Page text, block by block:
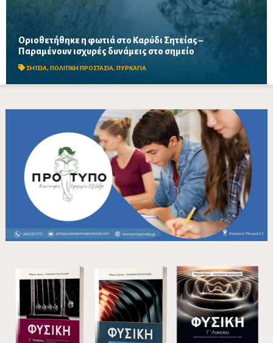
Οριοθετήθηκε η φωτιά στο Καρύδι Σητείας –
Παραμένουν ισχυρές δυνάμεις στο σημείο
ΣΗΤΕΙΑ, ΠΟΛΙΤΙΚΗ ΠΡΟΣΤΑΣΙΑ, ΠΥΡΚΑΓΙΑ
Στις 6:00 ήχησε το 112 ζητώντας από τους κατοίκους των
περιοχών Ίτανος και Παλαιοκάστρου να παραμείνουν σε
ετοιμότητα